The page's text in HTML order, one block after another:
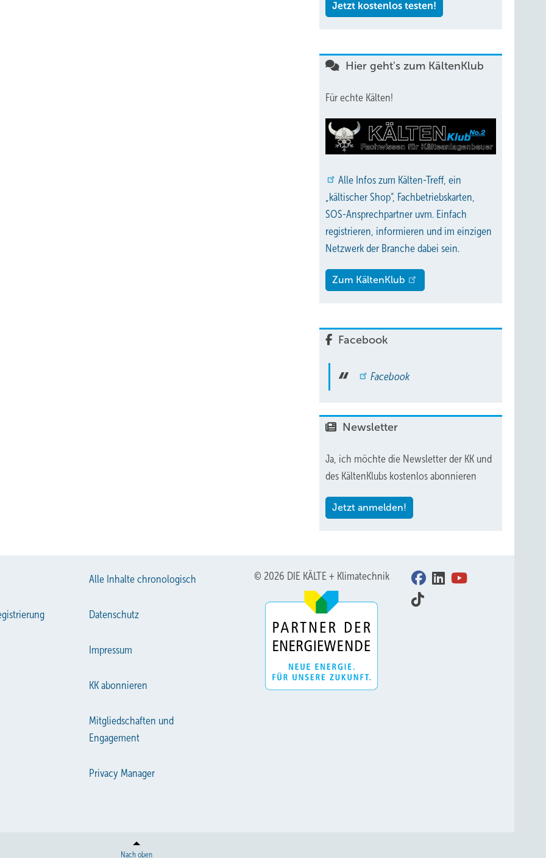
Jetzt kostenlos testen!
Hier geht's zum KältenKlub
Für echte Kälten!
Alle Infos zum Kälten-Treff, ein
„kältischer Shop“, Fachbetriebskarten,
SOS-Ansprechpartner uvm. Einfach
registrieren, informieren und im einzigen
Netzwerk der Branche dabei sein.
Zum KältenKlub
Facebook
Facebook
Newsletter
Ja, ich möchte die Newsletter der KK und
des KältenKlubs kostenlos abonnieren
Jetzt anmelden!
Alle Inhalte chronologisch
Datenschutz
Impressum
KK abonnieren
Mitgliedschaften und
Engagement
Privacy Manager
© 2026 DIE KÄLTE + Klimatechnik
Nach oben